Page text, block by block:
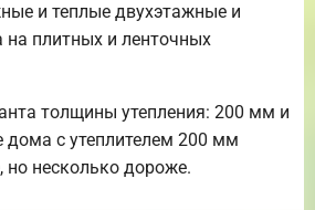
и теплые двухэтажные и
плитных и ленточных
толщины утепления: 200 мм и
с утеплителем 200 мм
но несколько дороже.